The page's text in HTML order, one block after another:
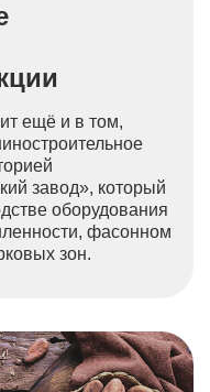
ещё и в том,
завод», который
оборудования
фасонном
зон.